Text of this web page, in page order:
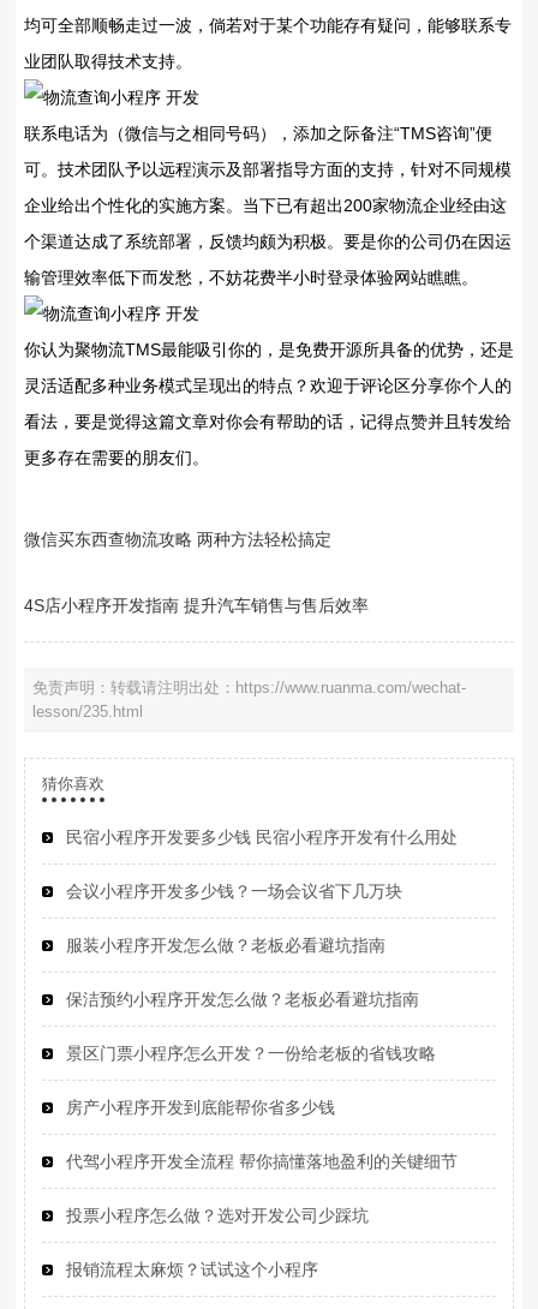
均可全部顺畅走过一波，倘若对于某个功能存有疑问，能够联系专
业团队取得技术支持。
联系电话为（微信与之相同号码），添加之际备注“TMS咨询”便
可。技术团队予以远程演示及部署指导方面的支持，针对不同规模
企业给出个性化的实施方案。当下已有超出200家物流企业经由这
个渠道达成了系统部署，反馈均颇为积极。要是你的公司仍在因运
输管理效率低下而发愁，不妨花费半小时登录体验网站瞧瞧。
你认为聚物流TMS最能吸引你的，是免费开源所具备的优势，还是
灵活适配多种业务模式呈现出的特点？欢迎于评论区分享你个人的
看法，要是觉得这篇文章对你会有帮助的话，记得点赞并且转发给
更多存在需要的朋友们。
微信买东西查物流攻略 两种方法轻松搞定
4S店小程序开发指南 提升汽车销售与售后效率
免责声明：转载请注明出处：https://www.ruanma.com/wechat-
lesson/235.html
猜你喜欢
民宿小程序开发要多少钱 民宿小程序开发有什么用处
会议小程序开发多少钱？一场会议省下几万块
服装小程序开发怎么做？老板必看避坑指南
保洁预约小程序开发怎么做？老板必看避坑指南
景区门票小程序怎么开发？一份给老板的省钱攻略
房产小程序开发到底能帮你省多少钱
代驾小程序开发全流程 帮你搞懂落地盈利的关键细节
投票小程序怎么做？选对开发公司少踩坑
报销流程太麻烦？试试这个小程序